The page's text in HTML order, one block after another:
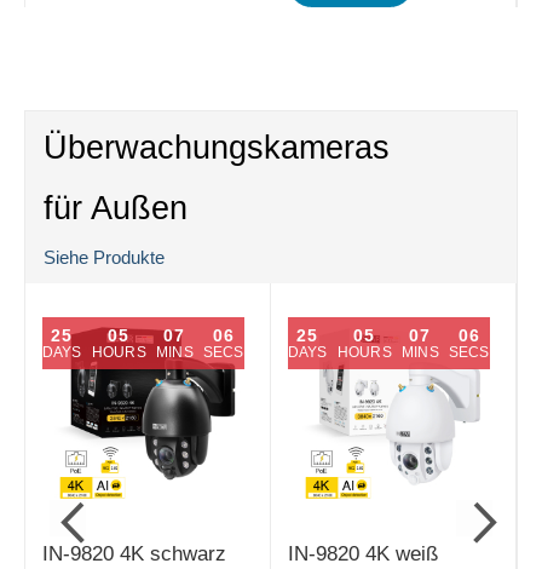
Überwachungskameras
für Außen
Siehe Produkte
IN-9820 4K schwarz
25
DAYS
05
HOURS
07
MINS
05
SECS
IN-9820 4K weiß
25
DAYS
05
HOURS
07
MINS
05
SECS